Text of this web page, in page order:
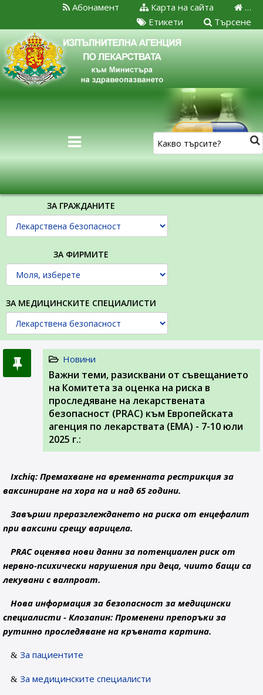
…
Карта на сайта
Абонамент
Търсене
Етикети
ЗА ГРАЖДАНИТЕ
ЗА ФИРМИТЕ
ЗА МЕДИЦИНСКИТЕ СПЕЦИАЛИСТИ
Новини
Важни теми, разисквани от съвещанието
на Комитета за оценка на риска в
проследяване на лекарствената
безопасност (PRAC) към Европейската
агенция по лекарствата (ЕМА) - 7-10 юли
2025 г.:
Ixchiq: Премахване на временната рестрикция за
ваксиниране на хора на и над 65 години.
Завърши преразглеждането на риска от енцефалит
при ваксини срещу варицела.
PRAC оценява нови данни за потенциален риск от
нервно-психически нарушения при деца, чиито бащи са
лекувани с валпроат.
Нова информация за безопасност за медицински
специалисти - Клозапин: Променени препоръки за
рутинно проследяване на кръвната картина.
За пациентите
За медицинските специалисти